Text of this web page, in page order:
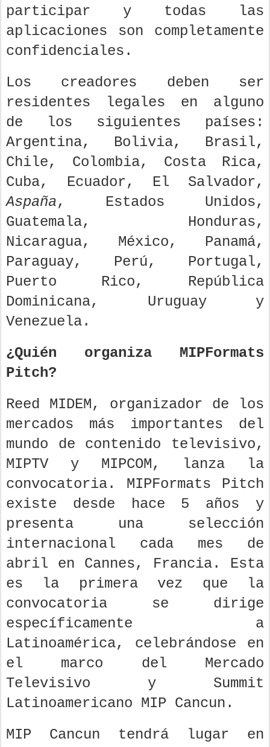
participar y todas las
aplicaciones son completamente
confidenciales.
Los creadores deben ser
residentes legales en alguno
de los siguientes países:
Argentina, Bolivia, Brasil,
Chile, Colombia, Costa Rica,
Cuba, Ecuador, El Salvador,
Aspaña, Estados Unidos,
Guatemala, Honduras,
Nicaragua, México, Panamá,
Paraguay, Perú, Portugal,
Puerto Rico, República
Dominicana, Uruguay y
Venezuela.
¿Quién organiza MIPFormats
Pitch?
Reed MIDEM, organizador de los
mercados más importantes del
mundo de contenido televisivo,
MIPTV y MIPCOM, lanza la
convocatoria. MIPFormats Pitch
existe desde hace 5 años y
presenta una selección
internacional cada mes de
abril en Cannes, Francia. Esta
es la primera vez que la
convocatoria se dirige
específicamente a
Latinoamérica, celebrándose en
el marco del Mercado
Televisivo y Summit
Latinoamericano MIP Cancun.
MIP Cancun tendrá lugar en